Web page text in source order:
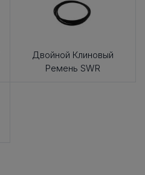
Двойной Клиновый
Ремень SWR